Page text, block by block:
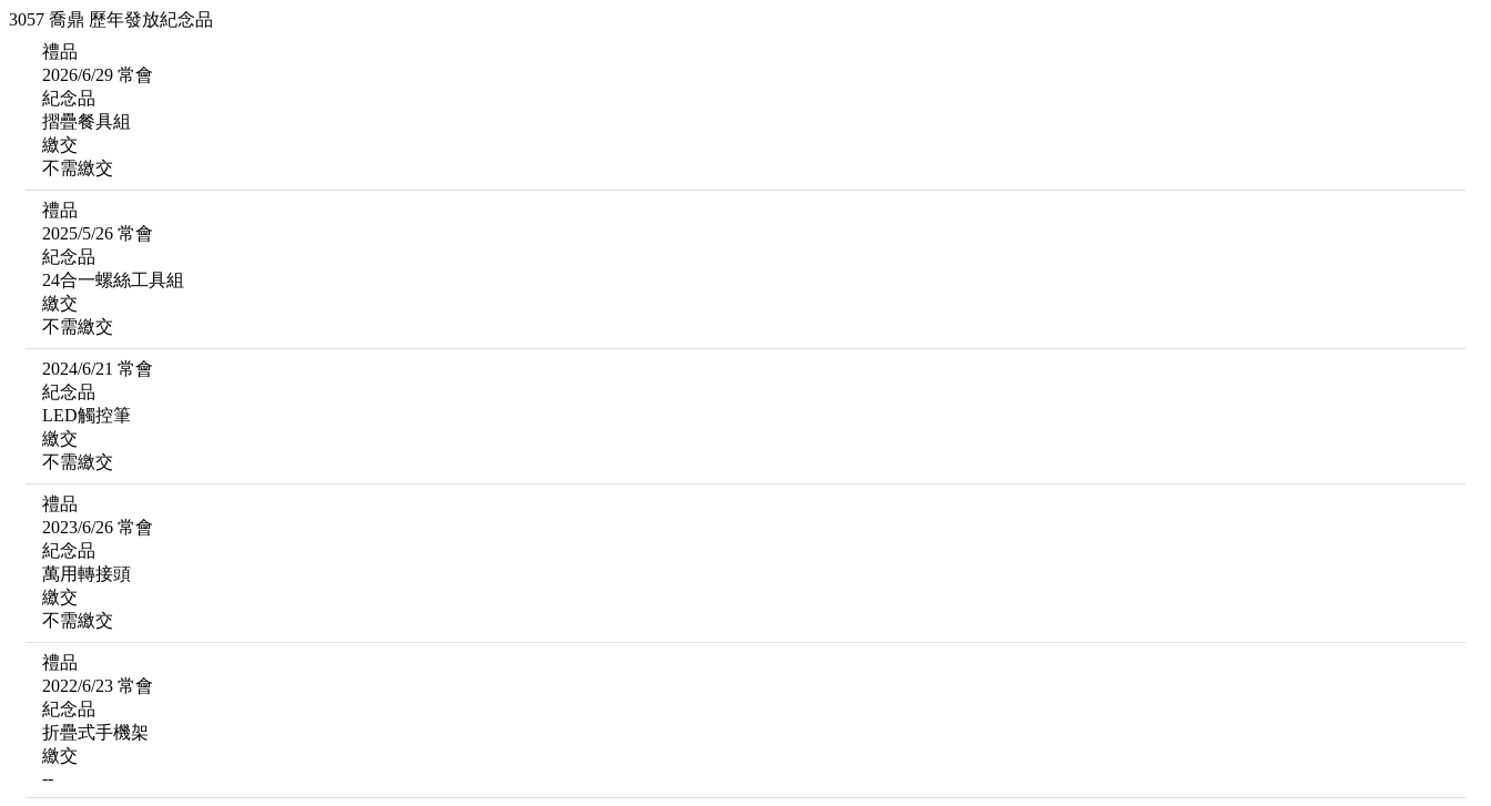
3057 喬鼎 歷年發放紀念品
禮品
2026/6/29 常會
紀念品
摺疊餐具組
繳交
不需繳交
禮品
2025/5/26 常會
紀念品
24合一螺絲工具組
繳交
不需繳交
2024/6/21 常會
紀念品
LED觸控筆
繳交
不需繳交
禮品
2023/6/26 常會
紀念品
萬用轉接頭
繳交
不需繳交
禮品
2022/6/23 常會
紀念品
折疊式手機架
繳交
--